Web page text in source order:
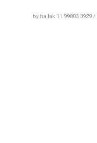
by hallak 11 99803